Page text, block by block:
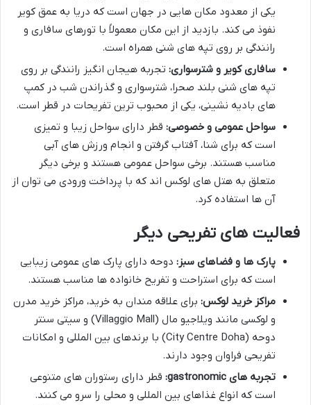
یکی از معدود مکان هایی در جهان است که دریا به عمق کویر
نفوذ می کند. بازدید از این مکان معمولاً با تورهای سافاری و
رانندگی بر روی تپه های شنی همراه است.
سافاری کویر و شترسواری: تجربه هیجان انگیز رانندگی بر روی
تپه های شنی بلند صحرا، شترسواری و گذراندن شب در کمپ
های بادیه نشینی، یکی از محبوب ترین تفریحات در قطر است.
سواحل عمومی و خصوصی: قطر دارای سواحل زیبا و تمیزی
است که برای شنا، آفتاب گرفتن و انجام ورزش های آبی
مناسب هستند. برخی سواحل عمومی هستند و برخی دیگر
متعلق به هتل های لوکس اند که با پرداخت ورودی می توان از
آن ها استفاده کرد.
فعالیت های تفریحی دیگر
پارک ها و فضاهای سبز: دوحه دارای پارک های عمومی زیبایی
است که برای استراحت و تفریح خانواده ها مناسب هستند.
مراکز خرید لوکس: برای علاقه مندان به خرید، مراکز خرید مدرن
و لوکسی مانند ویلاجیو مال (Villaggio Mall) و سیتی سنتر
دوحه (City Centre Doha) با برندهای بین المللی و امکانات
تفریحی فراوان وجود دارند.
تجربه های gastronomic:
قطر دارای رستوران های متنوعی
است که انواع غذاهای بین المللی و محلی را سرو می کنند.